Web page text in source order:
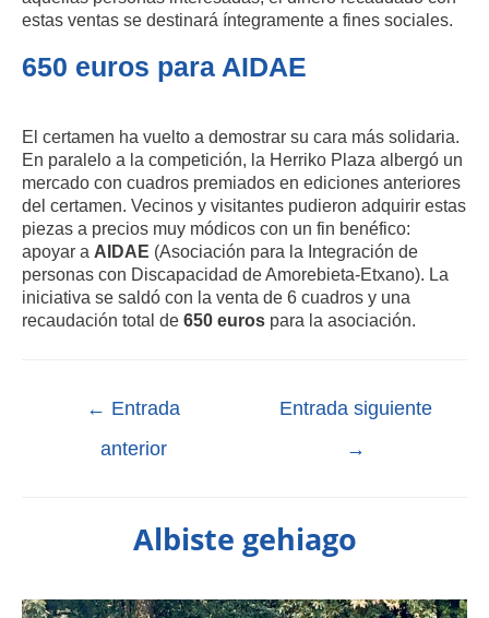
estas ventas se destinará íntegramente a fines sociales.
650 euros para AIDAE
El certamen ha vuelto a demostrar su cara más solidaria.
En paralelo a la competición, la Herriko Plaza albergó un
mercado con cuadros premiados en ediciones anteriores
del certamen. Vecinos y visitantes pudieron adquirir estas
piezas a precios muy módicos con un fin benéfico:
apoyar a AIDAE (Asociación para la Integración de
personas con Discapacidad de Amorebieta-Etxano). La
iniciativa se saldó con la venta de 6 cuadros y una
recaudación total de 650 euros para la asociación.
← Entrada
anterior
Entrada siguiente
→
Albiste gehiago